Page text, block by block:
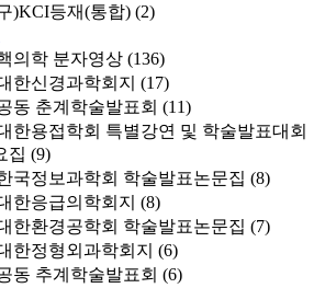
)KCI등재(통합) (2)
의학 분자영상 (136)
한신경과학회지 (17)
동 춘계학술발표회 (11)
한용접학회 특별강연 및 학술발표대회
집 (9)
국정보과학회 학술발표논문집 (8)
한응급의학회지 (8)
한환경공학회 학술발표논문집 (7)
한정형외과학회지 (6)
동 추계학술발표회 (6)